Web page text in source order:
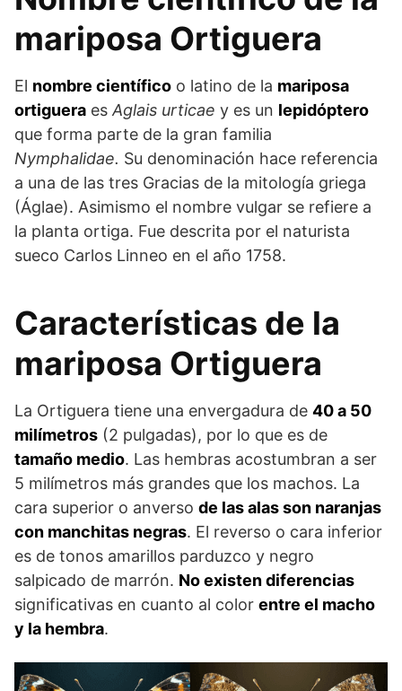
mariposa Ortiguera
El nombre científico o latino de la mariposa
ortiguera es Aglais urticae y es un lepidóptero
que forma parte de la gran familia
Nymphalidae. Su denominación hace referencia
a una de las tres Gracias de la mitología griega
(Áglae). Asimismo el nombre vulgar se refiere a
la planta ortiga. Fue descrita por el naturista
sueco Carlos Linneo en el año 1758.
Características de la
mariposa Ortiguera
La Ortiguera tiene una envergadura de 40 a 50
milímetros (2 pulgadas), por lo que es de
tamaño medio. Las hembras acostumbran a ser
5 milímetros más grandes que los machos. La
cara superior o anverso de las alas son naranjas
con manchitas negras. El reverso o cara inferior
es de tonos amarillos parduzco y negro
salpicado de marrón. No existen diferencias
significativas en cuanto al color entre el macho
y la hembra.